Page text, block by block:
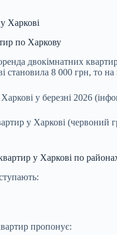
Харкові
по Харкову
двокімнатних
8 000 грн, то на
у Харкові (червоний
у Харкові по
пропонує: